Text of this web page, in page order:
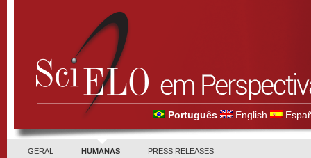
Português English
GERAL HUMANAS PRESS RELEASES